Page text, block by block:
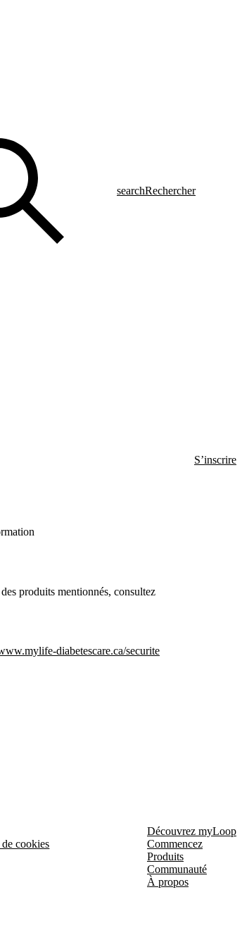
searchRechercher
S’inscrire
produits mentionnés, consultez
diabetescare.ca/securite
cookies
Découvrez myLoop
Commencez
Produits
Communauté
À propos